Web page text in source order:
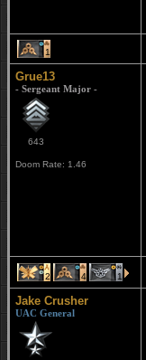
1
Grue13
- Sergeant Major -
643
Doom Rate: 1.46
2 4 1
Jake Crusher
UAC General